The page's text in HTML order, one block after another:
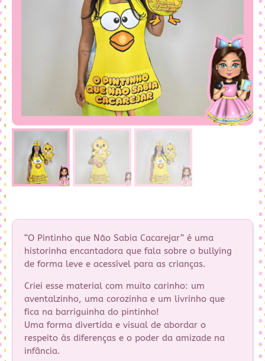
“O Pintinho que Não Sabia Cacarejar” é uma
historinha encantadora que fala sobre o bullying
de forma leve e acessível para as crianças.
Criei esse material com muito carinho: um
aventalzinho, uma corozinha e um livrinho que
fica na barriguinha do pintinho!
Uma forma divertida e visual de abordar o
respeito às diferenças e o poder da amizade na
infância.